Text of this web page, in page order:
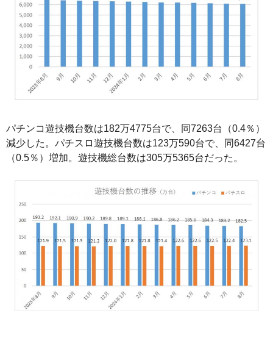
パチンコ遊技機台数は182万4775台で、同7263台（0.4％）
減少した。パチスロ遊技機台数は123万590台で、同6427台
（0.5％）増加。遊技機総台数は305万5365台だった。